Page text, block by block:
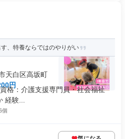
、特養ならではのやりがい
天白区高坂町
円
格：介護支援専門員・社会福祉
経験...
個